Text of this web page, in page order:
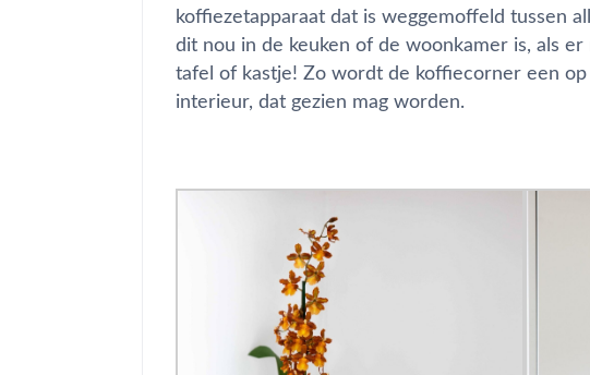
koffiezetapparaat dat is weggemoffeld tussen
dit nou in de keuken of de woonkamer is, als
tafel of kastje! Zo wordt de koffiecorner een
interieur, dat gezien mag worden.